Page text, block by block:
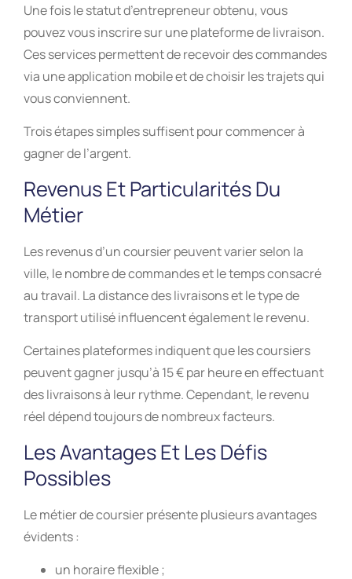
Une fois le statut d’entrepreneur obtenu, vous
pouvez vous inscrire sur une plateforme de livraison.
Ces services permettent de recevoir des commandes
via une application mobile et de choisir les trajets qui
vous conviennent.
Trois étapes simples suffisent pour commencer à
gagner de l’argent.
Revenus Et Particularités Du
Métier
Les revenus d’un coursier peuvent varier selon la
ville, le nombre de commandes et le temps consacré
au travail. La distance des livraisons et le type de
transport utilisé influencent également le revenu.
Certaines plateformes indiquent que les coursiers
peuvent gagner jusqu’à 15 € par heure en effectuant
des livraisons à leur rythme. Cependant, le revenu
réel dépend toujours de nombreux facteurs.
Les Avantages Et Les Défis
Possibles
Le métier de coursier présente plusieurs avantages
évidents :
un horaire flexible ;